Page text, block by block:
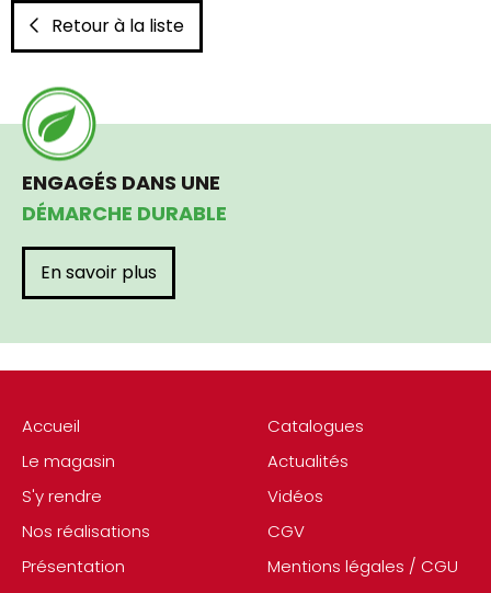
Retour à la liste
Accueil
Le magasin
S'y rendre
Nos réalisations
Présentation
Catalogues
Actualités
Vidéos
CGV
Mentions légales / CGU
ENGAGÉS DANS UNE
DÉMARCHE DURABLE
En savoir plus